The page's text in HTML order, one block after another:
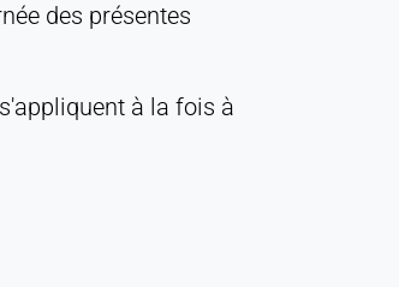
des présentes
à la fois à